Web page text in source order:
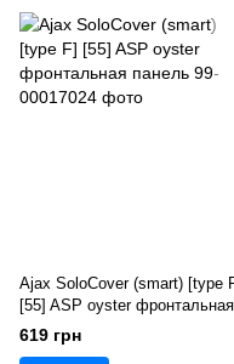
Ajax SoloCover (smart) [type
[55] ASP oyster фронтальная
панель
619 грн